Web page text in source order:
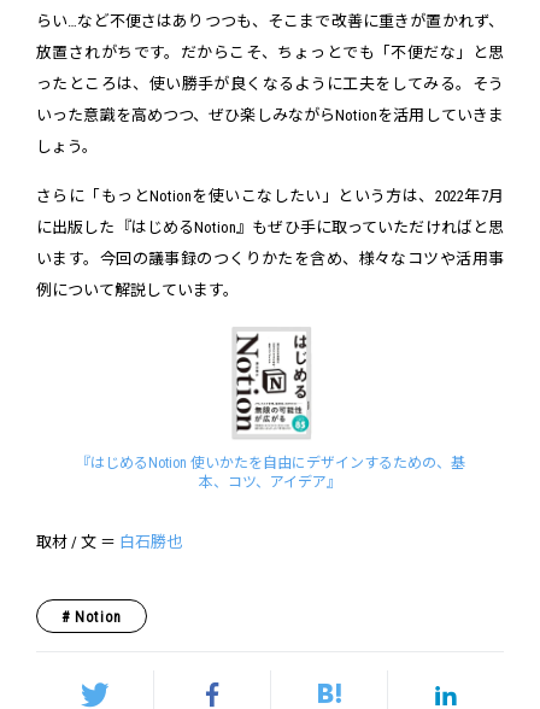
らい…など不便さはありつつも、そこまで改善に重きが置かれず、
放置されがちです。だからこそ、ちょっとでも「不便だな」と思
ったところは、使い勝手が良くなるように工夫をしてみる。そう
いった意識を高めつつ、ぜひ楽しみながらNotionを活用していきま
しょう。
さらに「もっとNotionを使いこなしたい」という方は、2022年7月
に出版した『はじめるNotion』もぜひ手に取っていただければと思
います。今回の議事録のつくりかたを含め、様々なコツや活用事
例について解説しています。
『はじめるNotion 使いかたを自由にデザインするための、基
本、コツ、アイデア』
取材 / 文 ＝ 白石勝也
Notion